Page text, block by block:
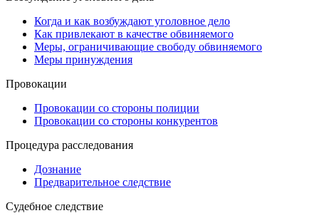
Когда и как возбуждают уголовное дело
Как привлекают в качестве обвиняемого
Меры, ограничивающие свободу обвиняемого
Меры принуждения
Провокации
Провокации со стороны полиции
Провокации со стороны конкурентов
Процедура расследования
Дознание
Предварительное следствие
Судебное следствие